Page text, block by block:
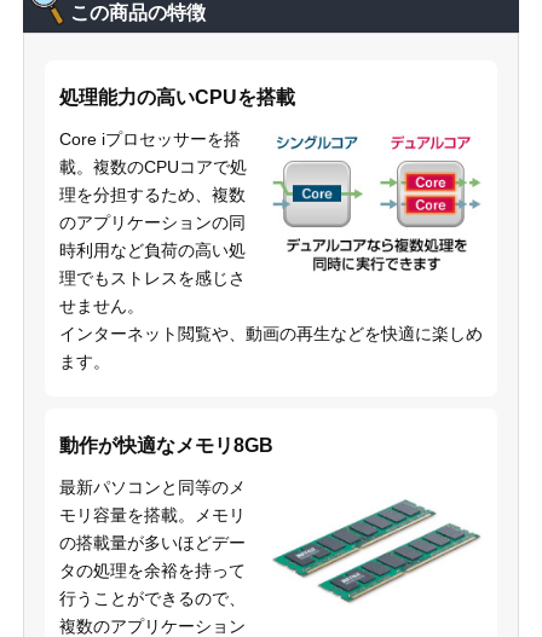
この商品の特徴
処理能力の高いCPUを搭載
Core iプロセッサーを搭
載。複数のCPUコアで処
理を分担するため、複数
のアプリケーションの同
時利用など負荷の高い処
理でもストレスを感じさ
せません。
インターネット閲覧や、動画の再生などを快適に楽しめ
ます。
動作が快適なメモリ8GB
最新パソコンと同等のメ
モリ容量を搭載。メモリ
の搭載量が多いほどデー
タの処理を余裕を持って
行うことができるので、
複数のアプリケーション